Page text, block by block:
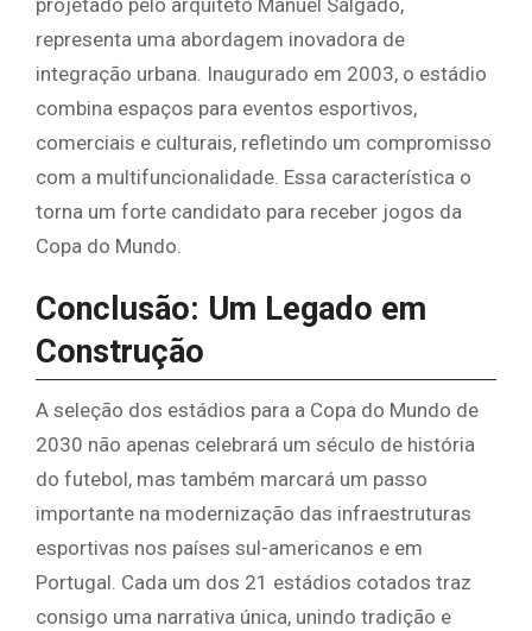
projetado pelo arquiteto Manuel Salgado,
representa uma abordagem inovadora de
integração urbana. Inaugurado em 2003, o estádio
combina espaços para eventos esportivos,
comerciais e culturais, refletindo um compromisso
com a multifuncionalidade. Essa característica o
torna um forte candidato para receber jogos da
Copa do Mundo.
Conclusão: Um Legado em
Construção
A seleção dos estádios para a Copa do Mundo de
2030 não apenas celebrará um século de história
do futebol, mas também marcará um passo
importante na modernização das infraestruturas
esportivas nos países sul-americanos e em
Portugal. Cada um dos 21 estádios cotados traz
consigo uma narrativa única, unindo tradição e